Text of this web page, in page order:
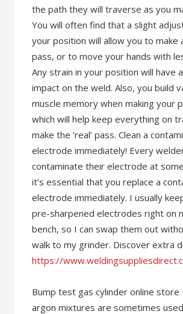
the path they will traverse as you
You will often find that a slight
your position will allow you to make
pass, or to move your hands with
Any strain in your position will have
impact on the weld. Also, you build
muscle memory when making your
which will help keep everything on
make the ‘real’ pass. Clean a
electrode immediately! Every
contaminate their electrode at
it’s essential that you replace a
electrode immediately. I usually
pre-sharpened electrodes right on
bench, so I can swap them out
walk to my grinder. Discover extra
https://
Bump test gas cylinder online store
argon mixtures are sometimes